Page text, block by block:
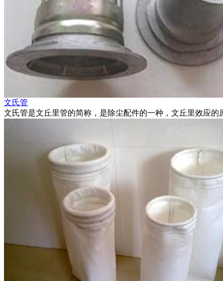
文氏管
文氏管是文丘里管的简称，是除尘配件的一种，文丘里效应的